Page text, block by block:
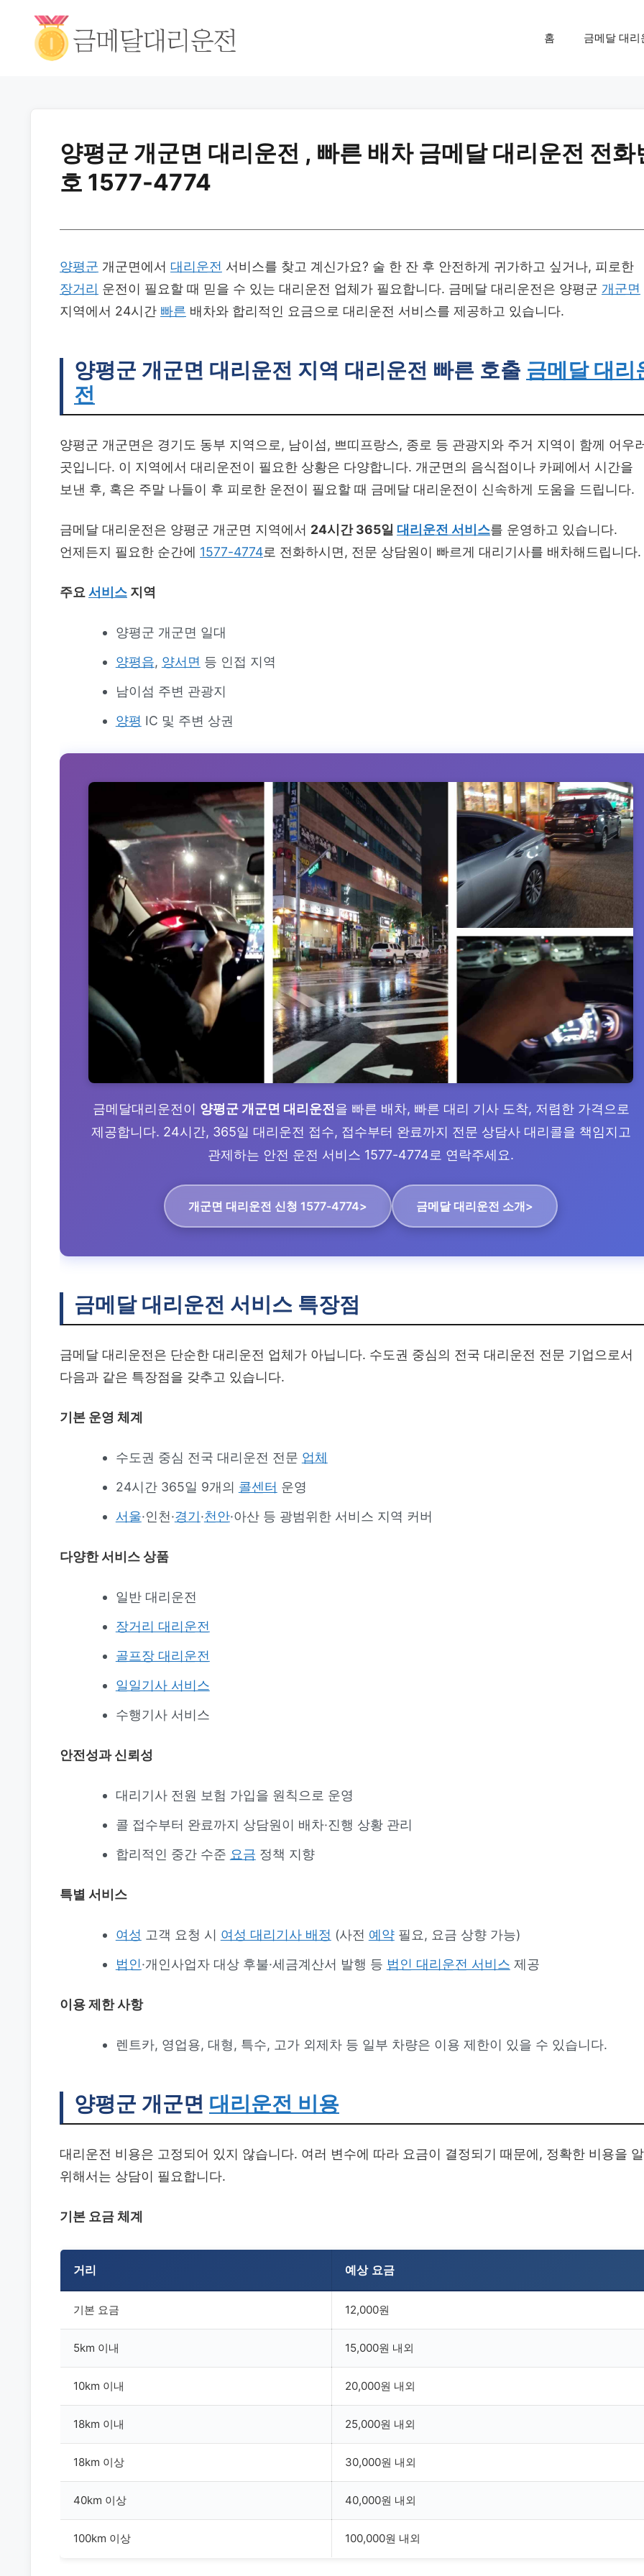
홈 금메달 대리
양평군 개군면 대리운전 , 빠른 배차 금메달 대리운전 전화
호 1577-4774
양평군 개군면에서 대리운전 서비스를 찾고 계신가요? 술 한 잔 후 안전하게 귀가하고 싶거나, 피로한
장거리 운전이 필요할 때 믿을 수 있는 대리운전 업체가 필요합니다. 금메달 대리운전은 양평군 개군면
지역에서 24시간 빠른 배차와 합리적인 요금으로 대리운전 서비스를 제공하고 있습니다.
양평군 개군면 대리운전 지역 대리운전 빠른 호출 금메달 대리
전
양평군 개군면은 경기도 동부 지역으로, 남이섬, 쁘띠프랑스, 종로 등 관광지와 주거 지역이 함께 어우
곳입니다. 이 지역에서 대리운전이 필요한 상황은 다양합니다. 개군면의 음식점이나 카페에서 시간을
보낸 후, 혹은 주말 나들이 후 피로한 운전이 필요할 때 금메달 대리운전이 신속하게 도움을 드립니다.
금메달 대리운전은 양평군 개군면 지역에서 24시간 365일 대리운전 서비스를 운영하고 있습니다.
언제든지 필요한 순간에 1577-4774로 전화하시면, 전문 상담원이 빠르게 대리기사를 배차해드립니다.
주요 서비스 지역
양평군 개군면 일대
양평읍, 양서면 등 인접 지역
남이섬 주변 관광지
양평 IC 및 주변 상권
금메달대리운전이 양평군 개군면 대리운전 을 빠른 배차, 빠른 대리 기사 도착, 저렴한 가격으로
제공합니다. 24시간, 365일 대리운전 접수, 접수부터 완료까지 전문 상담사 대리콜을 책임지고
관제하는 안전 운전 서비스 1577-4774로 연락주세요.
개군면 대리운전 신청 1577-4774> 금메달 대리운전 소개>
금메달 대리운전 서비스 특장점
금메달 대리운전은 단순한 대리운전 업체가 아닙니다. 수도권 중심의 전국 대리운전 전문 기업으로서
다음과 같은 특장점을 갖추고 있습니다.
기본 운영 체계
수도권 중심 전국 대리운전 전문 업체
24시간 365일 9개의 콜센터 운영
서울·인천·경기·천안·아산 등 광범위한 서비스 지역 커버
다양한 서비스 상품
일반 대리운전
장거리 대리운전
골프장 대리운전
일일기사 서비스
수행기사 서비스
안전성과 신뢰성
대리기사 전원 보험 가입을 원칙으로 운영
콜 접수부터 완료까지 상담원이 배차·진행 상황 관리
합리적인 중간 수준 요금 정책 지향
특별 서비스
여성 고객 요청 시 여성 대리기사 배정 (사전 예약필요, 요금 상향 가능)
법인·개인사업자 대상 후불·세금계산서 발행 등 법인 대리운전 서비스 제공
이용 제한 사항
렌트카, 영업용, 대형, 특수, 고가 외제차 등 일부 차량은 이용 제한이 있을 수 있습니다.
양평군 개군면 대리운전 비용
대리운전 비용은 고정되어 있지 않습니다. 여러 변수에 따라 요금이 결정되기 때문에, 정확한 비용을
위해서는 상담이 필요합니다.
기본 요금 체계
거리 예상 요금
기본 요금 12,000원
5km 이내 15,000원 내외
10km 이내 20,000원 내외
18km 이내 25,000원 내외
18km 이상 30,000원 내외
40km 이상 40,000원 내외
100km 이상 100,000원 내외